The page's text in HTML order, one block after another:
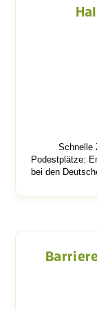
Schnelle
Podestplätze:
bei den